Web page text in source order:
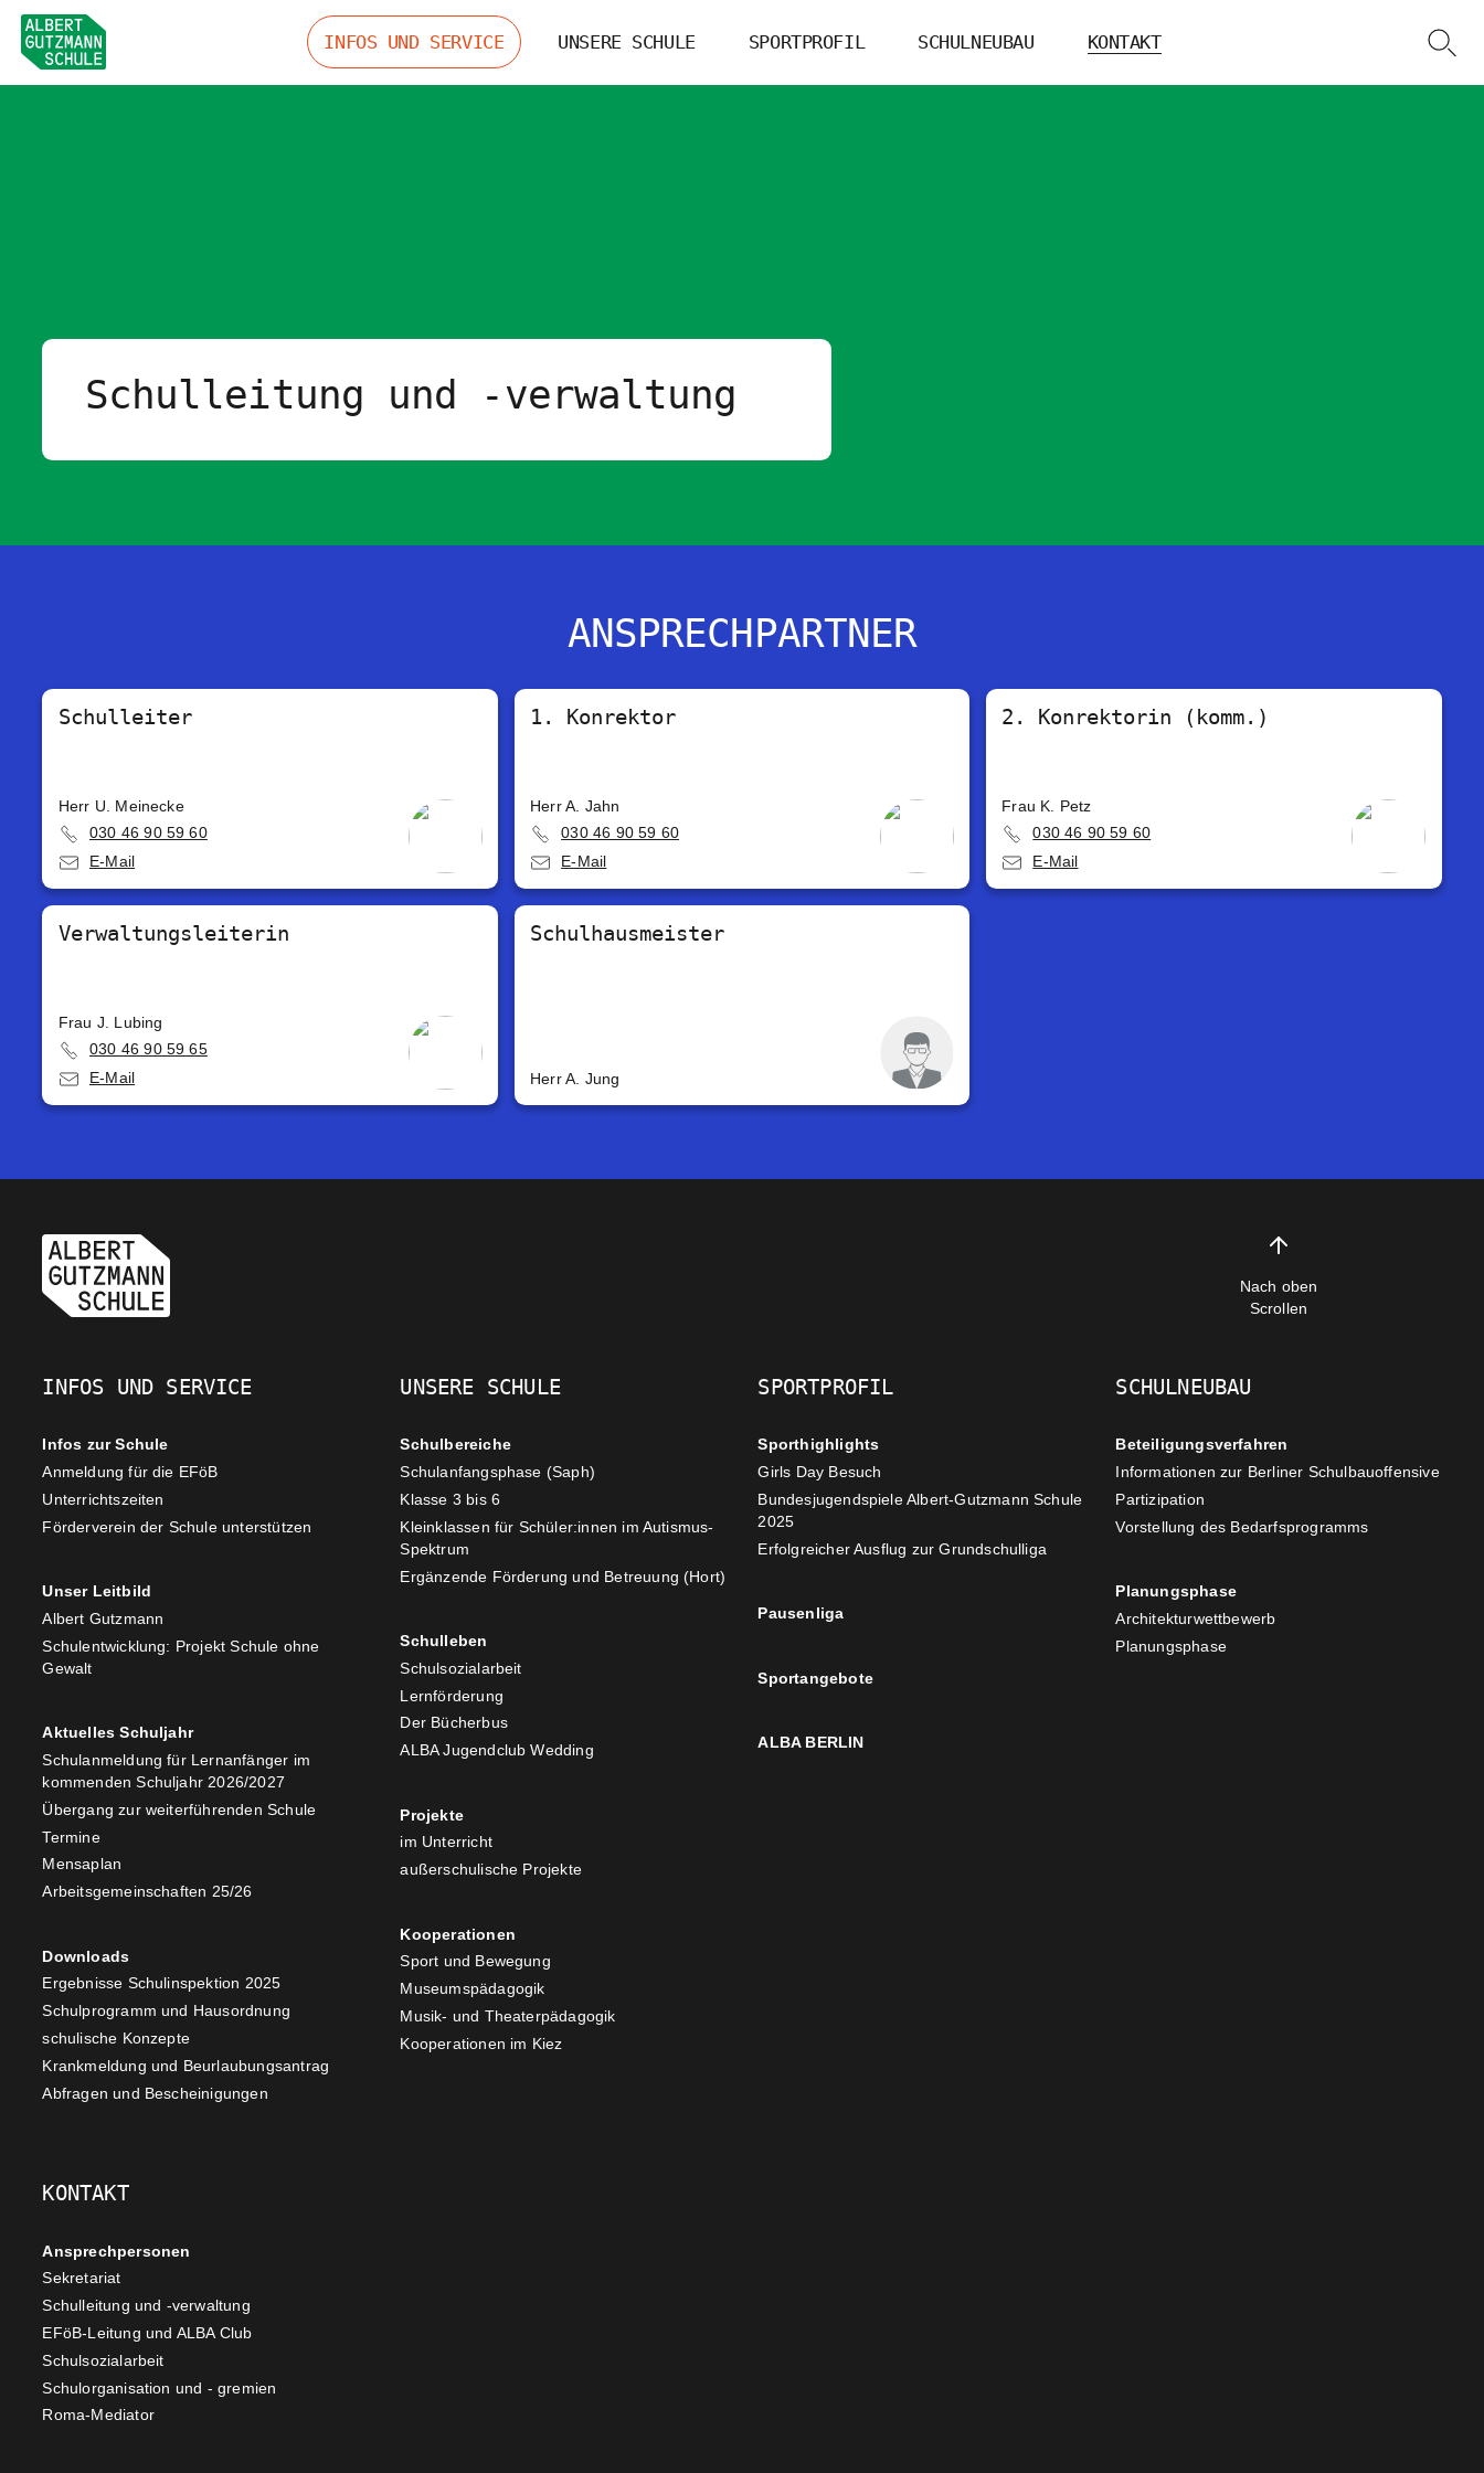
INFOS UND SERVICE UNSERE SCHULE SPORTPROFIL SCHULNEUBAU KONTAKT
Schulleitung und -verwaltung
ANSPRECHPARTNER
Schulleiter
Herr U. Meinecke
030 46 90 59 60
E-Mail
1. Konrektor
Herr A. Jahn
030 46 90 59 60
E-Mail
2. Konrektorin (komm.)
Frau K. Petz
030 46 90 59 60
E-Mail
Verwaltungsleiterin
Frau J. Lubing
030 46 90 59 65
E-Mail
Schulhausmeister
Herr A. Jung
Nach oben
Scrollen
INFOS UND SERVICE
Infos zur Schule
Anmeldung für die EFöB
Unterrichtszeiten
Förderverein der Schule unterstützen
Unser Leitbild
Albert Gutzmann
Schulentwicklung: Projekt Schule ohne
Gewalt
Aktuelles Schuljahr
Schulanmeldung für Lernanfänger im
kommenden Schuljahr 2026/2027
Übergang zur weiterführenden Schule
Termine
Mensaplan
Arbeitsgemeinschaften 25/26
Downloads
Ergebnisse Schulinspektion 2025
Schulprogramm und Hausordnung
schulische Konzepte
Krankmeldung und Beurlaubungsantrag
Abfragen und Bescheinigungen
UNSERE SCHULE
Schulbereiche
Schulanfangsphase (Saph)
Klasse 3 bis 6
Kleinklassen für Schüler:innen im Autismus-
Spektrum
Ergänzende Förderung und Betreuung (Hort)
Schulleben
Schulsozialarbeit
Lernförderung
Der Bücherbus
ALBA Jugendclub Wedding
Projekte
im Unterricht
außerschulische Projekte
Kooperationen
Sport und Bewegung
Museumspädagogik
Musik- und Theaterpädagogik
Kooperationen im Kiez
SPORTPROFIL
Sporthighlights
Girls Day Besuch
Bundesjugendspiele Albert-Gutzmann Schule
2025
Erfolgreicher Ausflug zur Grundschulliga
Pausenliga
Sportangebote
ALBA BERLIN
SCHULNEUBAU
Beteiligungsverfahren
Informationen zur Berliner Schulbauoffensive
Partizipation
Vorstellung des Bedarfsprogramms
Planungsphase
Architekturwettbewerb
Planungsphase
KONTAKT
Ansprechpersonen
Sekretariat
Schulleitung und -verwaltung
EFöB-Leitung und ALBA Club
Schulsozialarbeit
Schulorganisation und - gremien
Roma-Mediator